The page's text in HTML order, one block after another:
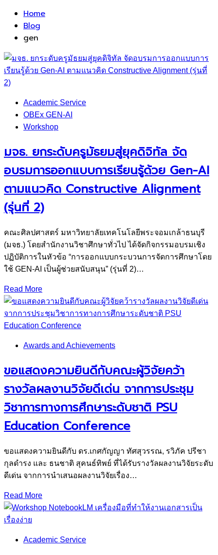
Home
Blog
gen
Academic Service
OBEx GEN-AI
Workshop
มจธ. ยกระดับครูมัธยมสู่ยุคดิจิทัล จัด
อบรมการออกแบบการเรียนรู้ด้วย Gen-AI
ตามแนวคิด Constructive Alignment
(รุ่นที่ 2)
คณะศิลปศาสตร์ มหาวิทยาลัยเทคโนโลยีพระจอมเกล้าธนบุรี
(มจธ.) โดยสำนักงานวิชาศึกษาทั่วไป ได้จัดกิจกรรมอบรมเชิง
ปฏิบัติการในหัวข้อ “การออกแบบกระบวนการจัดการศึกษาโดย
ใช้ GEN-AI เป็นผู้ช่วยสนับสนุน” (รุ่นที่ 2)…
Read More
Awards and Achievements
ขอแสดงความยินดีกับคณะผู้วิจัยคว้า
รางวัลผลงานวิจัยดีเด่น จากการประชุม
วิชาการทางการศึกษาระดับชาติ PSU
Education Conference
ขอแสดงความยินดีกับ ดร.เกศกัญญา ทัศสุวรรณ, รวิภัค ปรีชา
กุลดำรง และ ธนชาติ สุคนธ์ทิพย์ ที่ได้รับรางวัลผลงานวิจัยระดับ
ดีเด่น จากการนำเสนอผลงานวิจัยเรื่อง…
Read More
Academic Service